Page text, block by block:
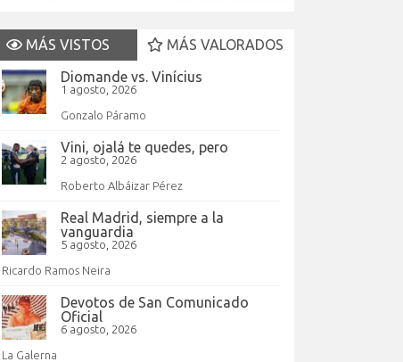
MÁS VISTOS
MÁS VALORADOS
Diomande vs. Vinícius
1 agosto, 2026
Gonzalo Páramo
Vini, ojalá te quedes, pero
2 agosto, 2026
Roberto Albáizar Pérez
Real Madrid, siempre a la
vanguardia
5 agosto, 2026
Ricardo Ramos Neira
Devotos de San Comunicado
Oficial
6 agosto, 2026
La Galerna